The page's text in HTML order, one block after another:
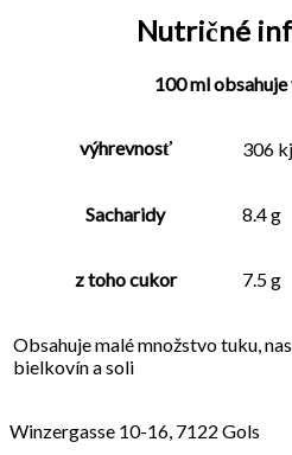
Nutričné
100 ml
výhrevnosť 306
Sacharidy 8.4 g
z toho cukor 7.5 g
Obsahuje malé množstvo tuku,
bielkovín a soli
Winzergasse 10-16 7122 Gols